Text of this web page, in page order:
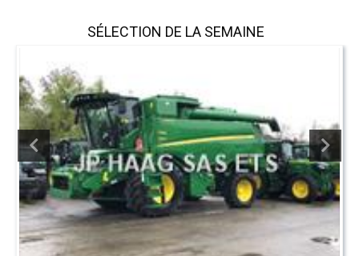
SÉLECTION DE LA SEMAINE